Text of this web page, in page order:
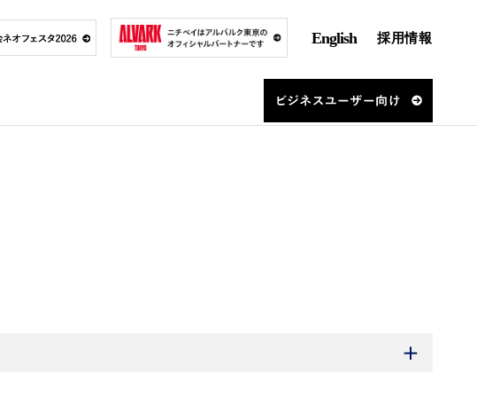
English 採用情報